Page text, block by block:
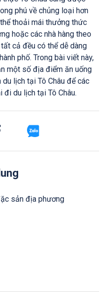
phú về chủng loại hơn
thoải mái thưởng thức
hoặc các nhà hàng theo
cả đều có thể dễ dàng
phố. Trong bài viết này,
một số địa điểm ăn uống
lịch tại Tô Châu để các
đi du lịch tại Tô Châu.
sản địa phương